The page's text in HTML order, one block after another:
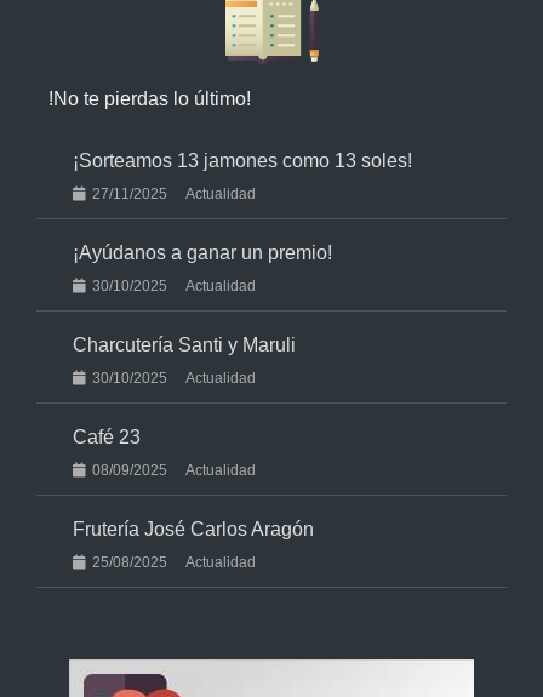
!No te pierdas lo último!
¡Sorteamos 13 jamones como 13 soles!
27/11/2025 Actualidad
¡Ayúdanos a ganar un premio!
30/10/2025 Actualidad
Charcutería Santi y Maruli
30/10/2025 Actualidad
Café 23
08/09/2025 Actualidad
Frutería José Carlos Aragón
25/08/2025 Actualidad
F
I